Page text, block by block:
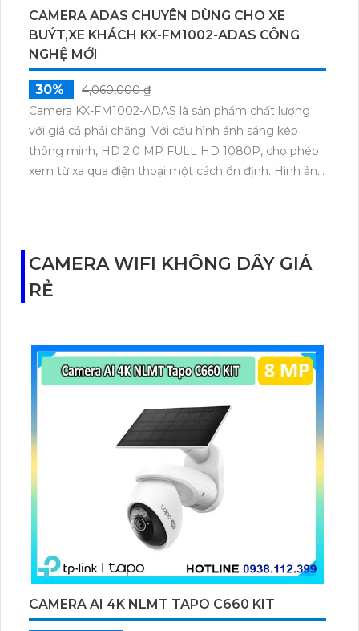
CAMERA ADAS CHUYÊN DÙNG CHO XE
BUÝT,XE KHÁCH KX-FM1002-ADAS CÔNG
NGHỆ MỚI
30%
4,060,000 ₫
Camera KX-FM1002-ADAS là sản phẩm chất lượng
với giá cả phải chăng. Với cấu hình ánh sáng kép
thông minh, HD 2.0 MP FULL HD 1080P, cho phép
xem từ xa qua điện thoại một cách ổn định. Hình ảnh
đêm thông minh với ánh led hoặc Hồng Ngoại. Ánh
sáng kép giúp lựa chọn hình ảnh trắng đen hoặc
màu một cách linh hoạt.Camera KX-FM1002-ADAS là
Chất lượng hình ảnh 2.0 MP FULL HD 1080P, hỗ trợ
xem qua điện thoại từ xa. Công nghệ hồng ngoại
công nghệ AHD, CVI, TVI, BCS mang lại hình ảnh sắc
nét và ổn định. Giá cả phù hợp, khả năng giám sát
ban đêm đa dạng với lựa chọn hình ảnh màu hoặc
CAMERA WIFI KHÔNG DÂY GIÁ
RẺ
CAMERA AI 4K NLMT TAPO C660 KIT